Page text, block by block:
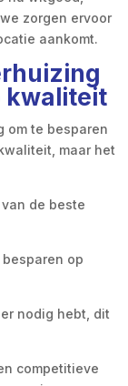
zorgen ervoor
aankomt.
kwaliteit
om te besparen
maar het
de beste
op
nodig hebt, dit
competitieve